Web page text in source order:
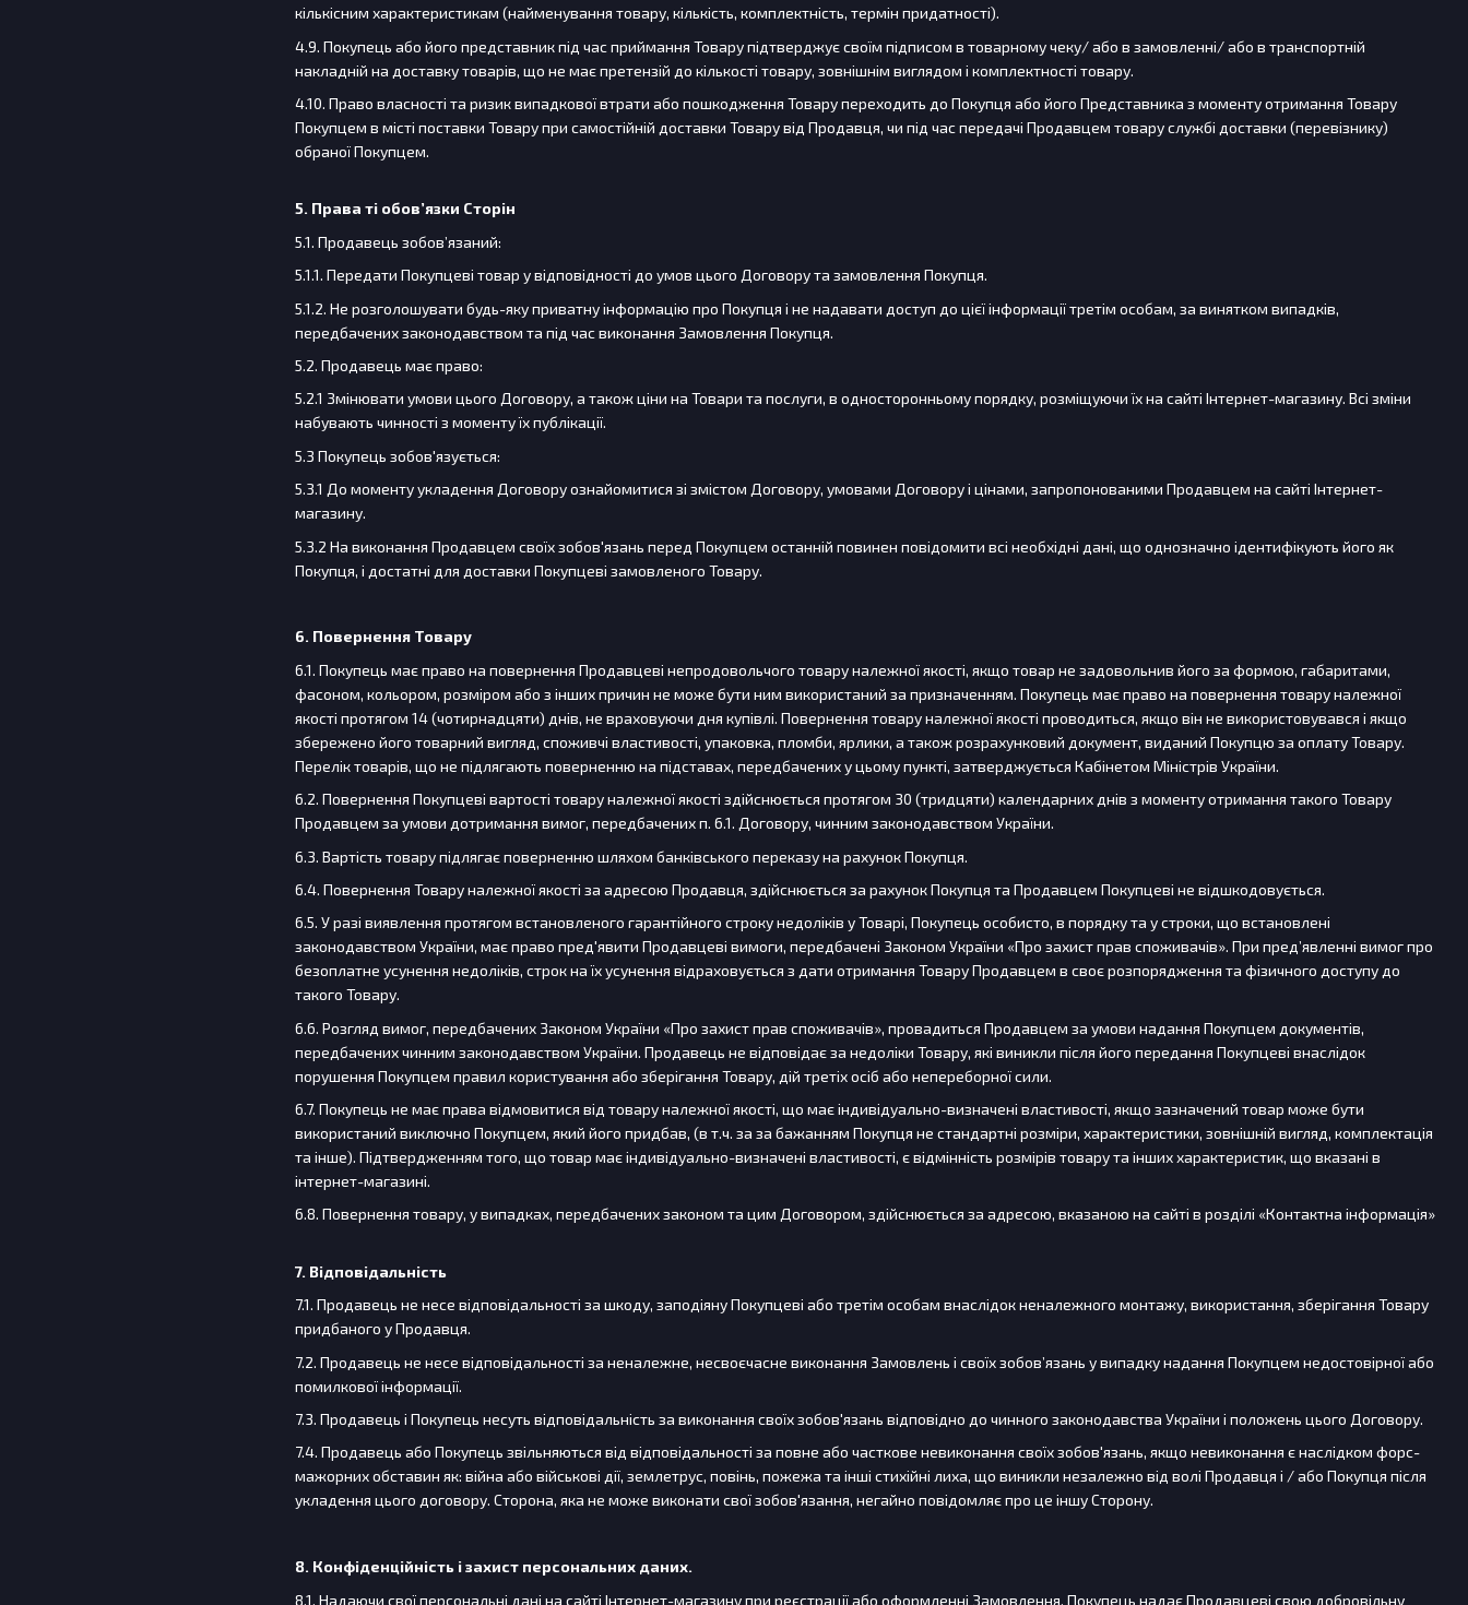
кількісним характеристикам (найменування товару, кількість, комплектність, термін придатності).
4.9. Покупець або його представник під час приймання Товару підтверджує своїм підписом в товарному чеку/ або в замовленні/ або в транспортній
накладній на доставку товарів, що не має претензій до кількості товару, зовнішнім виглядом і комплектності товару.
4.10. Право власності та ризик випадкової втрати або пошкодження Товару переходить до Покупця або його Представника з моменту отримання Товару
Покупцем в місті поставки Товару при самостійній доставки Товару від Продавця, чи під час передачі Продавцем товару службі доставки (перевізнику)
обраної Покупцем.
5. Права ті обов’язки Сторін
5.1. Продавець зобов’язаний:
5.1.1. Передати Покупцеві товар у відповідності до умов цього Договору та замовлення Покупця.
5.1.2. Не розголошувати будь-яку приватну інформацію про Покупця і не надавати доступ до цієї інформації третім особам, за винятком випадків,
передбачених законодавством та під час виконання Замовлення Покупця.
5.2. Продавець має право:
5.2.1 Змінювати умови цього Договору, а також ціни на Товари та послуги, в односторонньому порядку, розміщуючи їх на сайті Інтернет-магазину. Всі зміни
набувають чинності з моменту їх публікації.
5.3 Покупець зобов'язується:
5.3.1 До моменту укладення Договору ознайомитися зі змістом Договору, умовами Договору і цінами, запропонованими Продавцем на сайті Інтернет-
магазину.
5.3.2 На виконання Продавцем своїх зобов'язань перед Покупцем останній повинен повідомити всі необхідні дані, що однозначно ідентифікують його як
Покупця, і достатні для доставки Покупцеві замовленого Товару.
6. Повернення Товару
6.1. Покупець має право на повернення Продавцеві непродовольчого товару належної якості, якщо товар не задовольнив його за формою, габаритами,
фасоном, кольором, розміром або з інших причин не може бути ним використаний за призначенням. Покупець має право на повернення товару належної
якості протягом 14 (чотирнадцяти) днів, не враховуючи дня купівлі. Повернення товару належної якості проводиться, якщо він не використовувався і якщо
збережено його товарний вигляд, споживчі властивості, упаковка, пломби, ярлики, а також розрахунковий документ, виданий Покупцю за оплату Товару.
Перелік товарів, що не підлягають поверненню на підставах, передбачених у цьому пункті, затверджується Кабінетом Міністрів України.
6.2. Повернення Покупцеві вартості товару належної якості здійснюється протягом 30 (тридцяти) календарних днів з моменту отримання такого Товару
Продавцем за умови дотримання вимог, передбачених п. 6.1. Договору, чинним законодавством України.
6.3. Вартість товару підлягає поверненню шляхом банківського переказу на рахунок Покупця.
6.4. Повернення Товару належної якості за адресою Продавця, здійснюється за рахунок Покупця та Продавцем Покупцеві не відшкодовується.
6.5. У разі виявлення протягом встановленого гарантійного строку недоліків у Товарі, Покупець особисто, в порядку та у строки, що встановлені
законодавством України, має право пред'явити Продавцеві вимоги, передбачені Законом України «Про захист прав споживачів». При пред’явленні вимог про
безоплатне усунення недоліків, строк на їх усунення відраховується з дати отримання Товару Продавцем в своє розпорядження та фізичного доступу до
такого Товару.
6.6. Розгляд вимог, передбачених Законом України «Про захист прав споживачів», провадиться Продавцем за умови надання Покупцем документів,
передбачених чинним законодавством України. Продавець не відповідає за недоліки Товару, які виникли після його передання Покупцеві внаслідок
порушення Покупцем правил користування або зберігання Товару, дій третіх осіб або непереборної сили.
6.7. Покупець не має права відмовитися від товару належної якості, що має індивідуально-визначені властивості, якщо зазначений товар може бути
використаний виключно Покупцем, який його придбав, (в т.ч. за за бажанням Покупця не стандартні розміри, характеристики, зовнішній вигляд, комплектація
та інше). Підтвердженням того, що товар має індивідуально-визначені властивості, є відмінність розмірів товару та інших характеристик, що вказані в
інтернет-магазині.
6.8. Повернення товару, у випадках, передбачених законом та цим Договором, здійснюється за адресою, вказаною на сайті в розділі «Контактна інформація»
7. Відповідальність
7.1. Продавець не несе відповідальності за шкоду, заподіяну Покупцеві або третім особам внаслідок неналежного монтажу, використання, зберігання Товару
придбаного у Продавця.
7.2. Продавець не несе відповідальності за неналежне, несвоєчасне виконання Замовлень і своїх зобов’язань у випадку надання Покупцем недостовірної або
помилкової інформації.
7.3. Продавець і Покупець несуть відповідальність за виконання своїх зобов'язань відповідно до чинного законодавства України і положень цього Договору.
7.4. Продавець або Покупець звільняються від відповідальності за повне або часткове невиконання своїх зобов'язань, якщо невиконання є наслідком форс-
мажорних обставин як: війна або військові дії, землетрус, повінь, пожежа та інші стихійні лиха, що виникли незалежно від волі Продавця і / або Покупця після
укладення цього договору. Сторона, яка не може виконати свої зобов'язання, негайно повідомляє про це іншу Сторону.
8. Конфіденційність і захист персональних даних.
8.1. Надаючи свої персональні дані на сайті Інтернет-магазину при реєстрації або оформленні Замовлення, Покупець надає Продавцеві свою добровільну